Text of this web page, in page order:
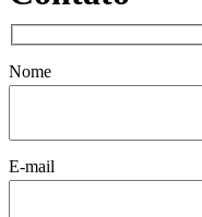
Nome
E-mail